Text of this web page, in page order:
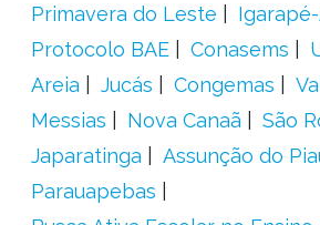
Primavera do Leste
Protocolo BAE
Conasems
Areia
Jucás Congemas
Messias
Nova Canaã
São
Japaratinga
Assunção do
Parauapebas